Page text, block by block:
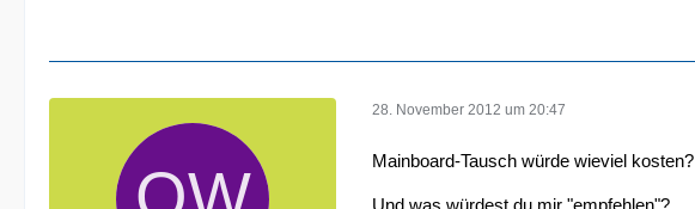
28. November 2012 um 20:47
Mainboard-Tausch würde wieviel kosten?
Und was würdest du mir "empfehlen"?